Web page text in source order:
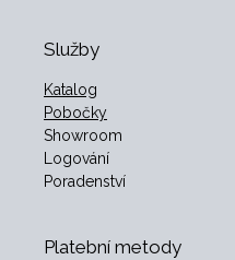
Služby
Katalog
Pobočky
Showroom
Logování
Poradenství
Platební metody